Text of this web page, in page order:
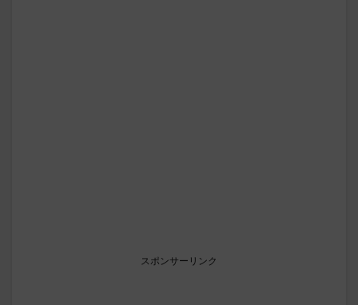
スポンサーリンク